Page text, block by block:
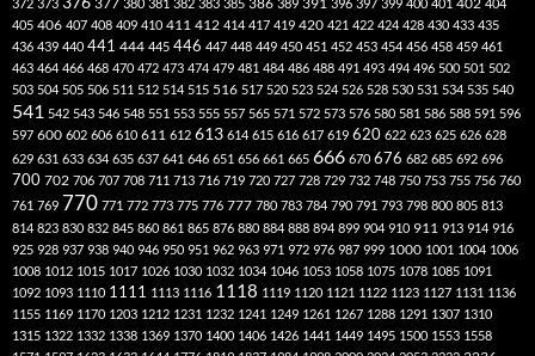
405 406 407 408 409 410 411 412 414 417 419 420 421 422 424 428 430 433 435
436 439 440 441 444 445 446 447 448 449 450 451 452 453 454 456 458 459 461
463 464 466 468 470 472 473 474 479 481 484 486 488 491 493 494 496 500 501 502
503 504 505 506 511 512 514 515 516 517 520 523 524 526 528 530 531 534 535 540
541 542 543 546 548 551 553 555 557 565 571 572 573 576 580 581 586 588 591 596
597 600 602 606 610 611 612 613 614 615 616 617 619 620 622 623 625 626 628
629 631 633 634 635 637 641 646 651 656 661 665 666 670 676 682 685 692 696
700 702 706 707 708 711 713 716 719 720 727 728 729 732 748 750 753 755 756 760
761 769 770 771 772 773 775 776 777 780 783 784 790 791 793 798 800 805 813
814 823 830 832 845 860 861 865 876 880 884 888 894 899 904 910 911 913 914 916
925 928 937 938 940 946 950 951 962 963 971 972 976 987 999 1000 1001 1004 1006
1008 1012 1015 1017 1026 1030 1032 1034 1046 1053 1058 1075 1078 1085 1091
1092 1093 1110 1111 1113 1116 1118 1119 1120 1121 1122 1123 1127 1131 1136
1155 1169 1170 1203 1212 1231 1232 1241 1249 1261 1267 1288 1291 1307 1310
1315 1322 1332 1338 1369 1370 1400 1406 1426 1441 1449 1495 1500 1553 1558